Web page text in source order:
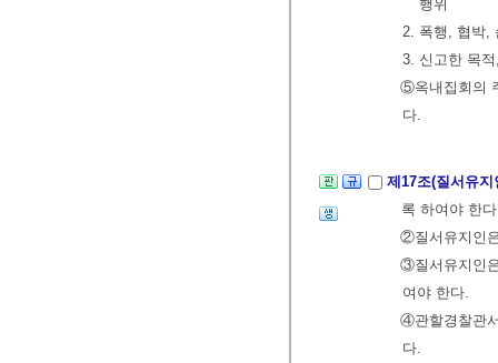
행위
2. 폭행, 협박,
3. 신고한 목
⑤옥내집회의
다.
제17조(질서유
록 하여야 한
②질서유지인
③질서유지인
여야 한다.
④관할경찰관
다.